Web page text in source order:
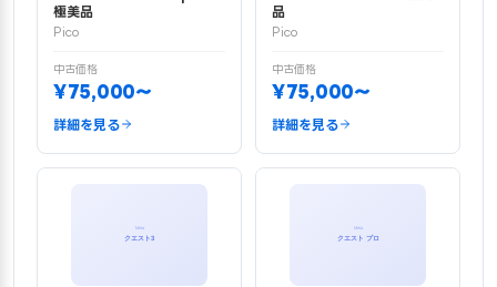
極美品
Pico
中古価格
¥75,000〜
詳細を見る
品
Pico
中古価格
¥75,000〜
詳細を見る